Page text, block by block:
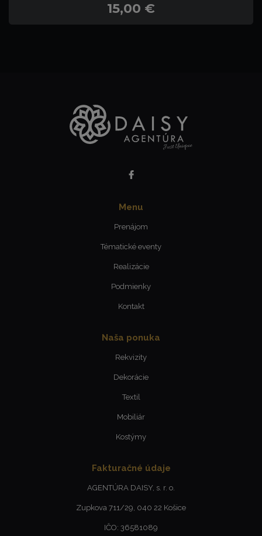
15,00 €
Menu
Prenájom
Tématické eventy
Realizácie
Podmienky
Kontakt
Naša ponuka
Rekvizity
Dekorácie
Textil
Mobiliár
Kostýmy
Fakturačné údaje
AGENTÚRA DAISY, s. r. o.
Zupkova 711/29, 040 22 Košice
IČO: 36581089